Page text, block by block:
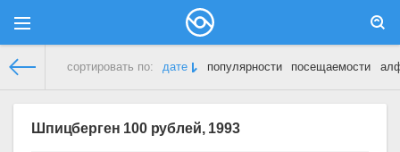
сортировать по: дате популярности посещаемости
Шпицберген 100 рублей, 1993